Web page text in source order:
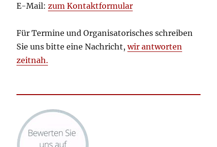
E-Mail: zum Kontaktformular
Für Termine und Organisatorisches schreiben
Sie uns bitte eine Nachricht,wir antworten
zeitnah.